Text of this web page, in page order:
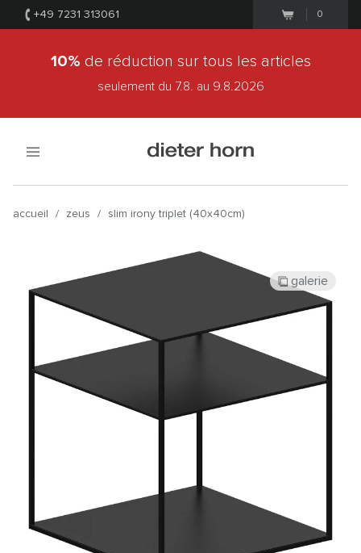
+49 7231 313061 0
10% de réduction sur tous les articles
seulement du 7.8. au 9.8.2026
accueil / zeus / slim irony triplet (40x40cm)
galerie